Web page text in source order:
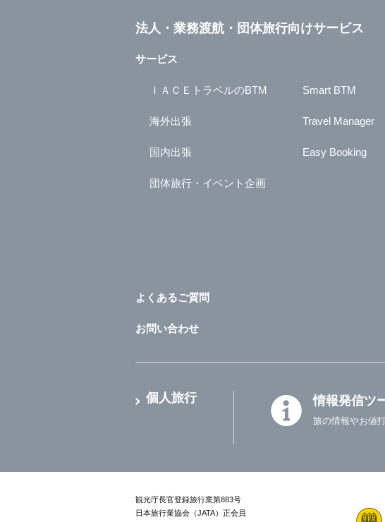
法人・業務渡航・団体旅行向けサービス
サービス
ＩＡＣＥトラベルのBTM
海外出張
国内出張
団体旅行・イベント企画
Smart BTM
Travel Manager
Easy Booking
よくあるご質問
お問い合わせ
個人旅行 情報発信ツ
旅の情報やお値
観光庁長官登録旅行業第883号
日本旅行業協会（JATA）正会員